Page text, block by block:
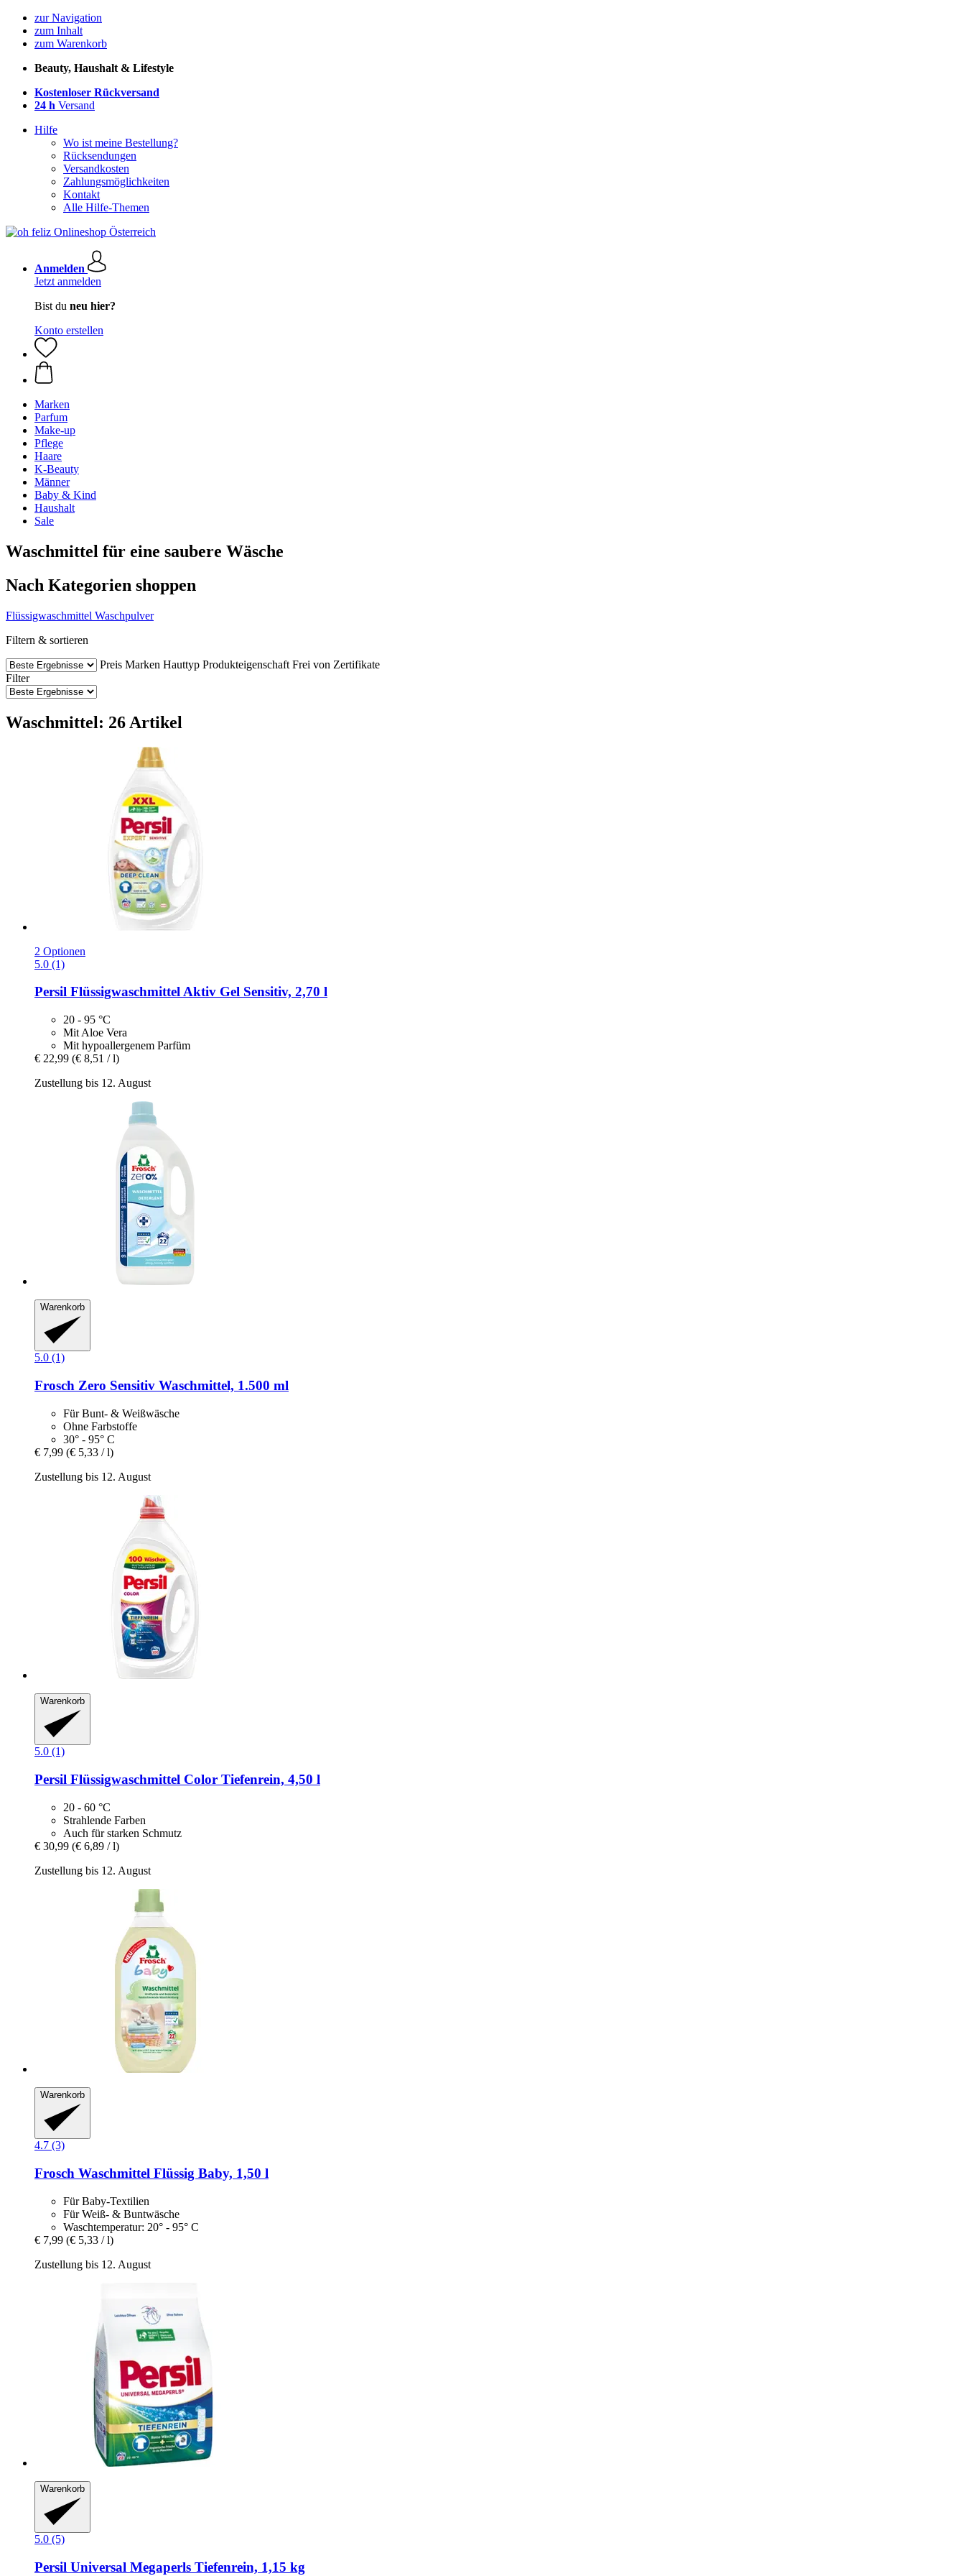
zur Navigation
zum Inhalt
zum Warenkorb
Beauty, Haushalt & Lifestyle
Kostenloser Rückversand
24 h Versand
Hilfe
Wo ist meine Bestellung?
Rücksendungen
Versandkosten
Zahlungsmöglichkeiten
Kontakt
Alle Hilfe-Themen
Anmelden
Jetzt anmelden
Bist du neu hier?
Konto erstellen
Marken
Parfum
Make-up
Pflege
Haare
K-Beauty
Männer
Baby & Kind
Haushalt
Sale
Waschmittel für eine saubere Wäsche
Nach Kategorien shoppen
Flüssigwaschmittel Waschpulver
Filtern & sortieren
Preis Marken Hauttyp Produkteigenschaft Frei von Zertifikate
Filter
Waschmittel: 26 Artikel
2 Optionen
5.0 (1)
Persil Flüssigwaschmittel Aktiv Gel Sensitiv, 2,70 l
20 - 95 °C
Mit Aloe Vera
Mit hypoallergenem Parfüm
€ 22,99 (€ 8,51 / l)
Zustellung bis 12. August
Warenkorb
5.0 (1)
Frosch Zero Sensitiv Waschmittel, 1.500 ml
Für Bunt- & Weißwäsche
Ohne Farbstoffe
30° - 95° C
€ 7,99 (€ 5,33 / l)
Zustellung bis 12. August
Warenkorb
5.0 (1)
Persil Flüssigwaschmittel Color Tiefenrein, 4,50 l
20 - 60 °C
Strahlende Farben
Auch für starken Schmutz
€ 30,99 (€ 6,89 / l)
Zustellung bis 12. August
Warenkorb
4.7 (3)
Frosch Waschmittel Flüssig Baby, 1,50 l
Für Baby-Textilien
Für Weiß- & Buntwäsche
Waschtemperatur: 20° - 95° C
€ 7,99 (€ 5,33 / l)
Zustellung bis 12. August
Warenkorb
5.0 (5)
Persil Universal Megaperls Tiefenrein, 1,15 kg